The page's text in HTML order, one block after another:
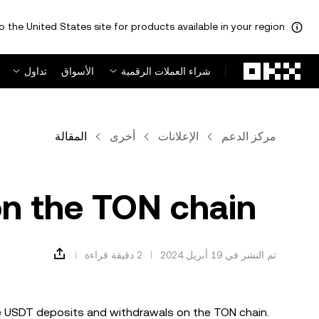
the United States site for products available in your region.
شراء العملات الرقمية
الأسواق تداول
مركز الدعم الإعلانات أخرى المقالة
the TON chain
تم النشر في ‏19 أبريل 2024 2 دقيقة قراءة
deposits and withdrawals on the TON chain.